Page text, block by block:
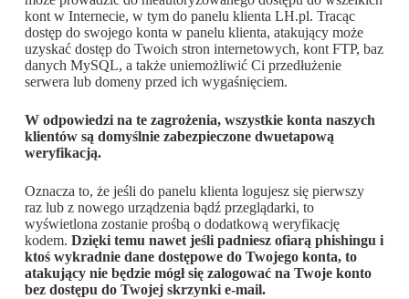
kont w Internecie, w tym do panelu klienta LH.pl. Tracąc
dostęp do swojego konta w panelu klienta, atakujący może
uzyskać dostęp do Twoich stron internetowych, kont FTP, baz
danych MySQL, a także uniemożliwić Ci przedłużenie
serwera lub domeny przed ich wygaśnięciem.
W odpowiedzi na te zagrożenia, wszystkie konta naszych
klientów są domyślnie zabezpieczone dwuetapową
weryfikacją.
Oznacza to, że jeśli do panelu klienta logujesz się pierwszy
raz lub z nowego urządzenia bądź przeglądarki, to
wyświetlona zostanie prośbą o dodatkową weryfikację
kodem. Dzięki temu nawet jeśli padniesz ofiarą phishingu i
ktoś wykradnie dane dostępowe do Twojego konta, to
atakujący nie będzie mógł się zalogować na Twoje konto
bez dostępu do Twojej skrzynki e-mail.